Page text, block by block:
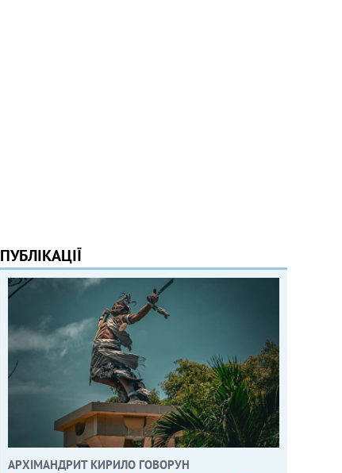
ПУБЛІКАЦІЇ
АРХІМАНДРИТ КИРИЛО ГОВОРУН